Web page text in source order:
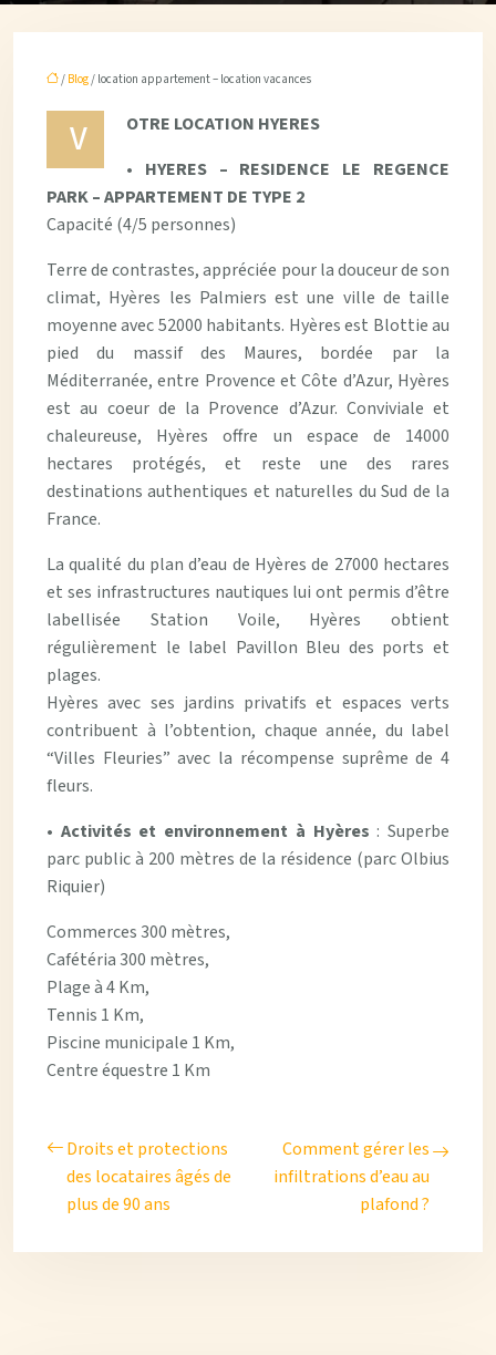
/ Blog/ location appartement – location vacances
V
OTRE LOCATION HYERES
• HYERES – RESIDENCE LE REGENCE
PARK – APPARTEMENT DE TYPE 2
Capacité (4/5 personnes)
Terre de contrastes, appréciée pour la douceur de son
climat, Hyères les Palmiers est une ville de taille
moyenne avec 52000 habitants. Hyères est Blottie au
pied du massif des Maures, bordée par la
Méditerranée, entre Provence et Côte d’Azur, Hyères
est au coeur de la Provence d’Azur. Conviviale et
chaleureuse, Hyères offre un espace de 14000
hectares protégés, et reste une des rares
destinations authentiques et naturelles du Sud de la
France.
La qualité du plan d’eau de Hyères de 27000 hectares
et ses infrastructures nautiques lui ont permis d’être
labellisée Station Voile, Hyères obtient
régulièrement le label Pavillon Bleu des ports et
plages.
Hyères avec ses jardins privatifs et espaces verts
contribuent à l’obtention, chaque année, du label
“Villes Fleuries” avec la récompense suprême de 4
fleurs.
• Activités et environnement à Hyères : Superbe
parc public à 200 mètres de la résidence (parc Olbius
Riquier)
Commerces 300 mètres,
Cafétéria 300 mètres,
Plage à 4 Km,
Tennis 1 Km,
Piscine municipale 1 Km,
Centre équestre 1 Km
Droits et protections
des locataires âgés de
plus de 90 ans
Comment gérer les
infiltrations d’eau au
plafond ?